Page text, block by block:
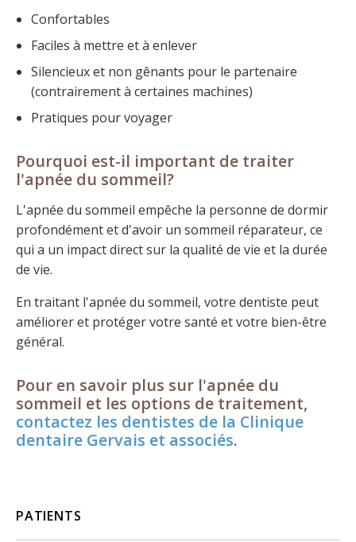
Confortables
Faciles à mettre et à enlever
Silencieux et non gênants pour le partenaire
(contrairement à certaines machines)
Pratiques pour voyager
Pourquoi est-il important de traiter
l'apnée du sommeil?
L'apnée du sommeil empêche la personne de dormir
profondément et d'avoir un sommeil réparateur, ce
qui a un impact direct sur la qualité de vie et la durée
de vie.
En traitant l'apnée du sommeil, votre dentiste peut
améliorer et protéger votre santé et votre bien-être
général.
Pour en savoir plus sur l'apnée du
sommeil et les options de traitement,
contactez les dentistes de la Clinique
dentaire Gervais et associés.
PATIENTS